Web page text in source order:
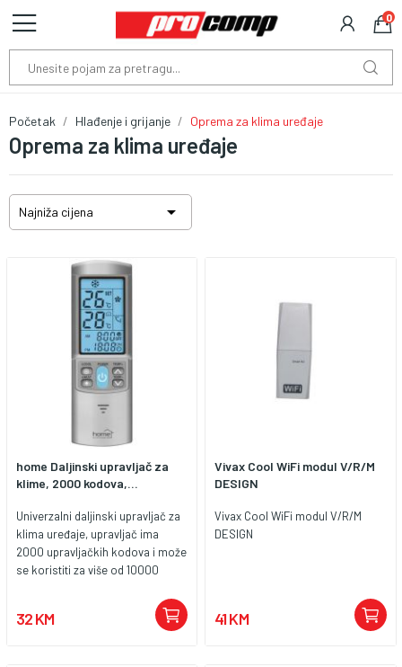
0
Oprema za klima uređaje
Početak Hlađenje i grijanje Oprema za klima uređaje
Najniža cijena 
home Daljinski upravljač za
klime, 2000 kodova,...
Univerzalni daljinski upravljač za
klima uređaje, upravljač ima
2000 upravljačkih kodova i može
se koristiti za više od 10000
prikazom temperature prostorije,
vrijeme... Podešenje daljinskog
32 KM
Vivax Cool WiFi modul V/R/M
DESIGN
Vivax Cool WiFi modul V/R/M
DESIGN
41 KM